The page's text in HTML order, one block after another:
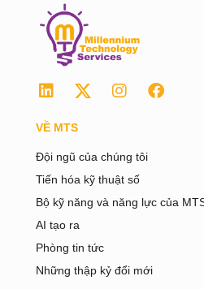
VỀ MTS
Đội ngũ của chúng tôi
Tiến hóa kỹ thuật số
Bộ kỹ năng và năng lực của
AI tạo ra
Phòng tin tức
Những thập kỷ đổi mới